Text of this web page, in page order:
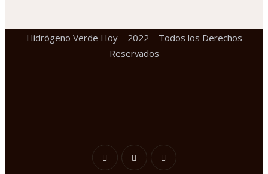
Hidrógeno Verde Hoy – 2022 – Todos los Derechos
Reservados